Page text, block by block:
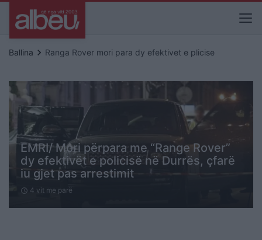
Ballina keyboard_arrow_right Ranga Rover mori para dy efektivet e plicise
EMRI/ Mori përpara me “Range Rover”
dy efektivët e policisë në Durrës, çfarë
iu gjet pas arrestimit
schedule 4 vit me parë